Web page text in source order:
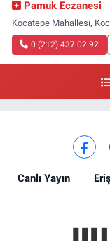
Pamuk Eczanesi
Kocatepe Mahallesi,
0 (212) 437 02 92
Canlı Yayın